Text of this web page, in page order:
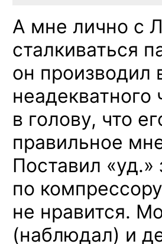
А мне лично с
сталкиваться
он производил
в голову, что
правильное
Поставил «уд.»
по
не нравится.
(наблюдал) и